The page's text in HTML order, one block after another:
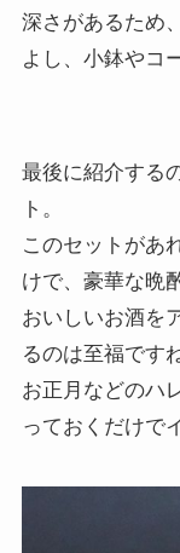
深さがあるため
よし、小鉢やコ
最後に紹介する
ト。
このセットがあ
けで、豪華な晩
おいしいお酒を
るのは至福ですね
お正月などのハ
っておくだけで